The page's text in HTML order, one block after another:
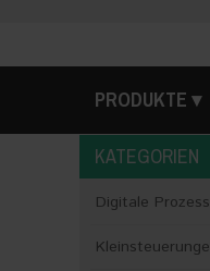
PRODUKTE
KATEGORIEN
Digitale